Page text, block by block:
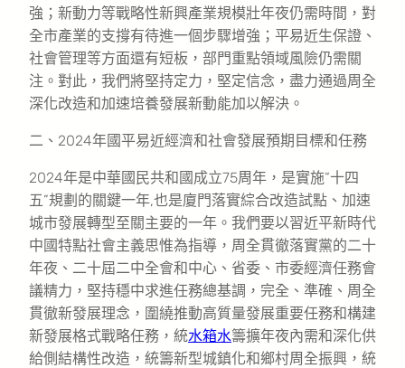
強；新動力等戰略性新興產業規模壯年夜仍需時間，對
全市產業的支撐有待進一個步驟增強；平易近生保證、
社會管理等方面還有短板，部門重點領域風險仍需關
注。對此，我們將堅持定力，堅定信念，盡力通過周全
深化改造和加速培養發展新動能加以解決。
二、2024年國平易近經濟和社會發展預期目標和任務
2024年是中華國民共和國成立75周年，是實施“十四
五”規劃的關鍵一年,也是廈門落實綜合改造試點、加速
城市發展轉型至關主要的一年。我們要以習近平新時代
中國特點社會主義思惟為指導，周全貫徹落實黨的二十
年夜、二十屆二中全會和中心、省委、市委經濟任務會
議精力，堅持穩中求進任務總基調，完全、準確、周全
貫徹新發展理念，圍繞推動高質量發展重要任務和構建
新發展格式戰略任務，統水箱水籌擴年夜內需和深化供
給側結構性改造，統籌新型城鎮化和鄉村周全振興，統